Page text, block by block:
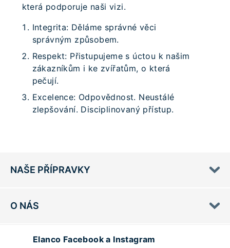
která podporuje naši vizi.
Integrita: Děláme správné věci
správným způsobem.
Respekt: Přistupujeme s úctou k našim
zákazníkům i ke zvířatům, o která
pečují.
Excelence: Odpovědnost. Neustálé
zlepšování. Disciplinovaný přístup.
NAŠE PŘÍPRAVKY
O NÁS
Elanco Facebook a Instagram